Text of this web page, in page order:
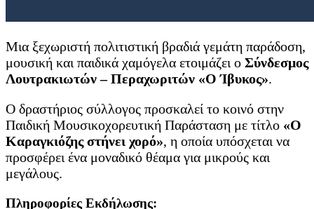
Μια ξεχωριστή πολιτιστική βραδιά γεμάτη παράδοση,
μουσική και παιδικά χαμόγελα ετοιμάζει ο Σύνδεσμος
Λουτρακιωτών – Περαχωριτών «Ο Ίβυκος».
Ο δραστήριος σύλλογος προσκαλεί το κοινό στην
Παιδική Μουσικοχορευτική Παράσταση με τίτλο «Ο
Καραγκιόζης στήνει χορό», η οποία υπόσχεται να
προσφέρει ένα μοναδικό θέαμα για μικρούς και
μεγάλους.
Πληροφορίες Εκδήλωσης: